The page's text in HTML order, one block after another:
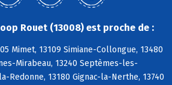
Rouet (13008) est proche de :
Mimet, 13109 Simiane-Collongue, 13480
Mirabeau, 13240 Septèmes-les-
Redonne, 13180 Gignac-la-Nerthe, 13740